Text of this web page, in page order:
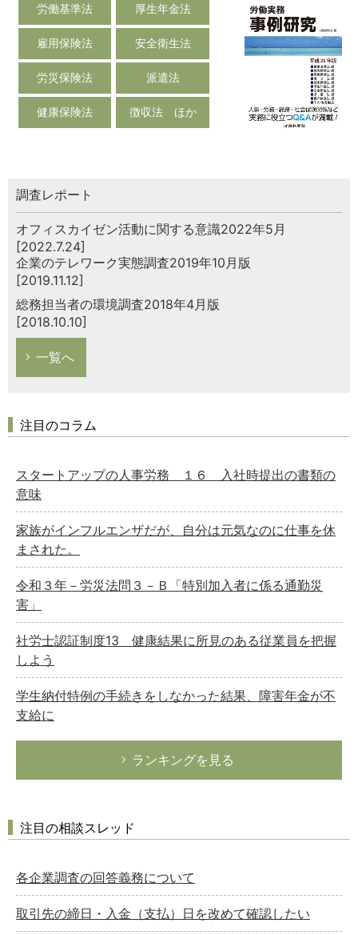
労働基準法 厚生年金法
雇用保険法 安全衛生法
労災保険法 派遣法
健康保険法 徴収法 ほか
調査レポート
オフィスカイゼン活動に関する意識2022年5月
[2022.7.24]
企業のテレワーク実態調査2019年10月版
[2019.11.12]
総務担当者の環境調査2018年4月版
[2018.10.10]
一覧へ
注目のコラム
スタートアップの人事労務 １６ 入社時提出の書類の
意味
家族がインフルエンザだが、自分は元気なのに仕事を休
まされた。
令和３年－労災法問３－Ｂ「特別加入者に係る通勤災
害」
社労士認証制度13 健康結果に所見のある従業員を把握
しよう
学生納付特例の手続きをしなかった結果、障害年金が不
支給に
ランキングを見る
注目の相談スレッド
各企業調査の回答義務について
取引先の締日・入金（支払）日を改めて確認したい